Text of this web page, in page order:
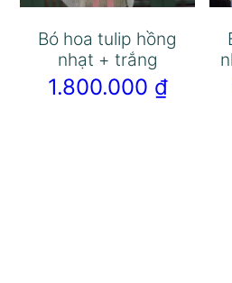
Bó hoa tulip hồng
nhạt + trắng
1.800.000 ₫